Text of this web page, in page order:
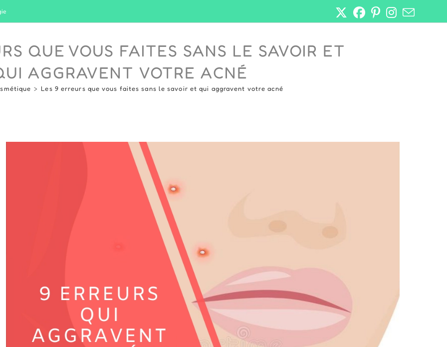
QUE VOUS FAITES SANS LE SAVOIR ET
AGGRAVENT VOTRE ACNÉ
> Les 9 erreurs que vous faites sans le savoir et qui aggravent votre acné